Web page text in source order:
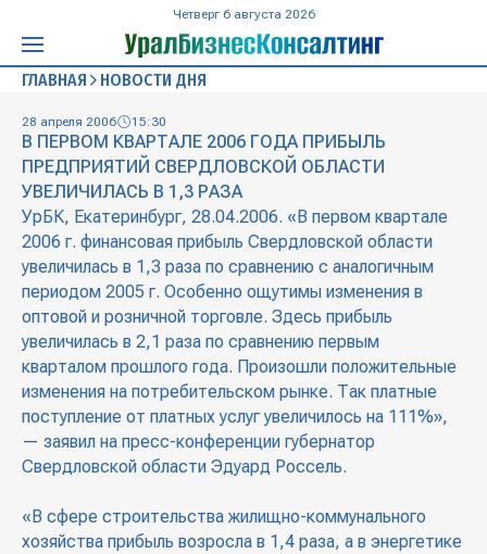
Четверг 6 августа 2026
ГЛАВНАЯ НОВОСТИ ДНЯ
28 апреля 2006 15:30
В ПЕРВОМ КВАРТАЛЕ 2006 ГОДА ПРИБЫЛЬ
ПРЕДПРИЯТИЙ СВЕРДЛОВСКОЙ ОБЛАСТИ
УВЕЛИЧИЛАСЬ В 1,3 РАЗА
УрБК, Екатеринбург, 28.04.2006. «В первом квартале
2006 г. финансовая прибыль Свердловской области
увеличилась в 1,3 раза по сравнению с аналогичным
периодом 2005 г. Особенно ощутимы изменения в
оптовой и розничной торговле. Здесь прибыль
увеличилась в 2,1 раза по сравнению первым
кварталом прошлого года. Произошли положительные
изменения на потребительском рынке. Так платные
поступление от платных услуг увеличилось на 111%»,
— заявил на пресс-конференции губернатор
Свердловской области Эдуард Россель.
«В сфере строительства жилищно-коммунального
хозяйства прибыль возросла в 1,4 раза, а в энергетике